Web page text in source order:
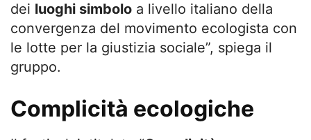
dei luoghi simbolo a livello italiano della
convergenza del movimento ecologista con
le lotte per la giustizia sociale”, spiega il
gruppo.
Complicità ecologiche